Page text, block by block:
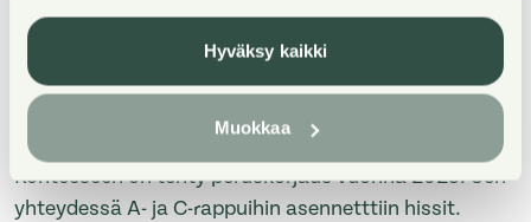
Hyväksy kaikki
Muokkaa
Meri-Rastilantie 11 on kolmesta asuinrakennuksesta
koostuva kerrostalokohde Helsingin Vuosaaressa.
Viihtyisä kohde koostuu 34 asunnosta, jotka ovat
kooltaan kaksioita ja kolmioita, 49,5–80 m².
Kohteeseen on tehty peruskorjaus vuonna 2023. Sen
yhteydessä A- ja C-rappuihin asennetttiin hissit.